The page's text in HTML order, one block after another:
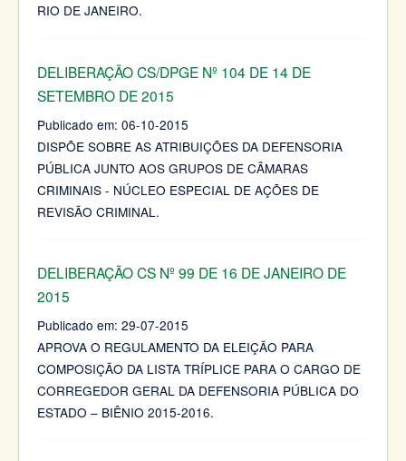
RIO DE JANEIRO.
DELIBERAÇÃO CS/DPGE Nº 104 DE 14 DE
SETEMBRO DE 2015
Publicado em: 06-10-2015
DISPÕE SOBRE AS ATRIBUIÇÕES DA DEFENSORIA
PÚBLICA JUNTO AOS GRUPOS DE CÂMARAS
CRIMINAIS - NÚCLEO ESPECIAL DE AÇÕES DE
REVISÃO CRIMINAL.
DELIBERAÇÃO CS Nº 99 DE 16 DE JANEIRO DE
2015
Publicado em: 29-07-2015
APROVA O REGULAMENTO DA ELEIÇÃO PARA
COMPOSIÇÃO DA LISTA TRÍPLICE PARA O CARGO DE
CORREGEDOR GERAL DA DEFENSORIA PÚBLICA DO
ESTADO – BIÊNIO 2015-2016.